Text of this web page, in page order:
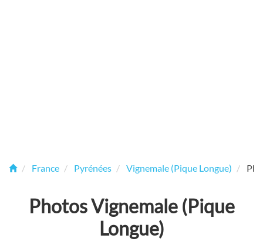
France Pyrénées Vignemale (Pique Longue)
Photos Vignemale (Pique
Longue)